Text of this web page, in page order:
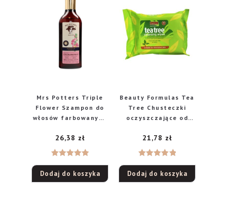
Mrs Potters Triple
Flower Szampon do
włosów farbowanych
5.00na 5
26,38 zł
Dodaj do koszyka
Beauty Formulas Tea
Tree Chusteczki
oczyszczające od
5.00na 5
21,78 zł
Dodaj do koszyka